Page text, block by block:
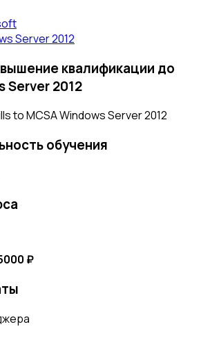
Server 2012
квалификации до
Server 2012
to MCSA Windows Server 2012
обучения
₽